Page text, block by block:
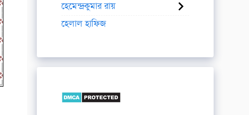
হেমেন্দ্রকুমার রায়
হেলাল হাফিজ